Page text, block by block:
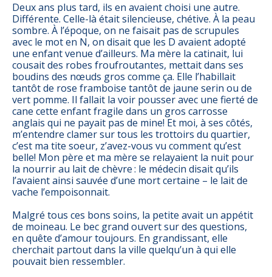
Deux ans plus tard, ils en avaient choisi une autre.
Différente. Celle-là était silencieuse, chétive. À la peau
sombre. À l’époque, on ne faisait pas de scrupules
avec le mot en N, on disait que les D avaient adopté
une enfant venue d’ailleurs. Ma mère la catinait, lui
cousait des robes froufroutantes, mettait dans ses
boudins des nœuds gros comme ça. Elle l’habillait
tantôt de rose framboise tantôt de jaune serin ou de
vert pomme. Il fallait la voir pousser avec une fierté de
cane cette enfant fragile dans un gros carrosse
anglais qui ne payait pas de mine! Et moi, à ses côtés,
m’entendre clamer sur tous les trottoirs du quartier,
c’est ma tite soeur, z’avez-vous vu comment qu’est
belle! Mon père et ma mère se relayaient la nuit pour
la nourrir au lait de chèvre : le médecin disait qu’ils
l’avaient ainsi sauvée d’une mort certaine – le lait de
vache l’empoisonnait.
Malgré tous ces bons soins, la petite avait un appétit
de moineau. Le bec grand ouvert sur des questions,
en quête d’amour toujours. En grandissant, elle
cherchait partout dans la ville quelqu’un à qui elle
pouvait bien ressembler.